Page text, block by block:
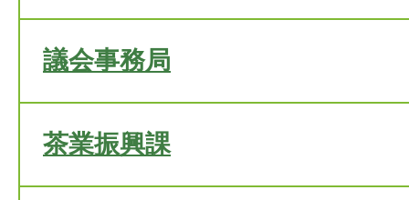
議会事務局
茶業振興課